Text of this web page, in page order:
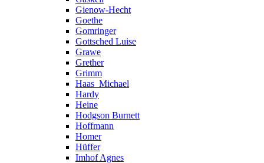
Gienow-Hecht
Goethe
Gomringer
Gottsched Luise
Grawe
Grether
Grimm
Haas_Michael
Hardy
Heine
Hodgson Burnett
Hoffmann
Homer
Hüffer
Imhof Agnes